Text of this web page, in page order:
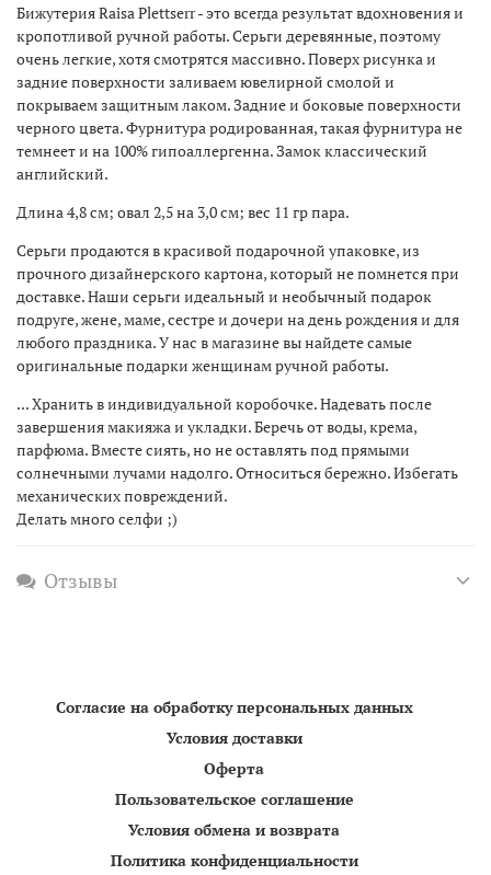
Бижутерия Raisa Plettserr - это всегда результат вдохновения и
кропотливой ручной работы. Серьги деревянные, поэтому
очень легкие, хотя смотрятся массивно. Поверх рисунка и
задние поверхности заливаем ювелирной смолой и
покрываем защитным лаком. Задние и боковые поверхности
черного цвета. Фурнитура родированная, такая фурнитура не
темнеет и на 100% гипоаллергенна. Замок классический
английский.
Длина 4,8 см; овал 2,5 на 3,0 см; вес 11 гр пара.
Серьги продаются в красивой подарочной упаковке, из
прочного дизайнерского картона, который не помнется при
доставке. Наши серьги идеальный и необычный подарок
подруге, жене, маме, сестре и дочери на день рождения и для
любого праздника. У нас в магазине вы найдете самые
оригинальные подарки женщинам ручной работы.
... Хранить в индивидуальной коробочке. Надевать после
завершения макияжа и укладки. Беречь от воды, крема,
парфюма. Вместе сиять, но не оставлять под прямыми
солнечными лучами надолго. Относиться бережно. Избегать
механических повреждений.
Делать много селфи ;)
Отзывы
Согласие на обработку персональных данных
Условия доставки
Оферта
Пользовательское соглашение
Условия обмена и возврата
Политика конфиденциальности